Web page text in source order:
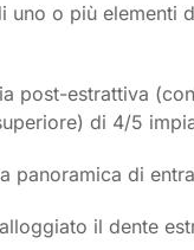
uno o più elementi
post-estrattiva
di 4/5
panoramica di
il dente